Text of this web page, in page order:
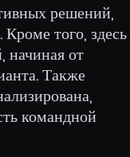
решений,
того, здесь
начиная от
Также
командной